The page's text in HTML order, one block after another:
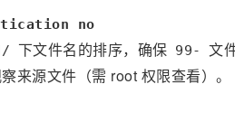
no
下文件名的排序，确保 99- 文
来源文件（需 root 权限查看）。